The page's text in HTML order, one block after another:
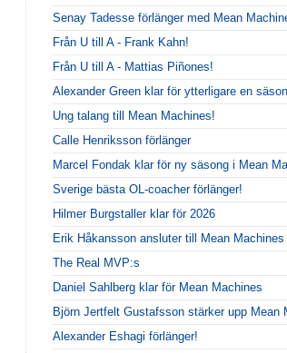
Senay Tadesse förlänger med Mean
Från U till A - Frank Kahn!
Från U till A - Mattias Piñones!
Alexander Green klar för ytterligare en
Ung talang till Mean Machines!
Calle Henriksson förlänger
Marcel Fondak klar för ny säsong i Mean
Sverige bästa OL-coacher förlänger!
Hilmer Burgstaller klar för 2026
Erik Håkansson ansluter till Mean
The Real MVP:s
Daniel Sahlberg klar för Mean Machines
Björn Jertfelt Gustafsson stärker upp Mean
Alexander Eshagi förlänger!